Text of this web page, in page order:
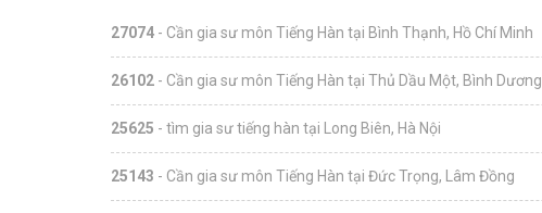
27074 - Cần gia sư môn Tiếng Hàn tại Bình Thạnh, Hồ Chí Minh
26102 - Cần gia sư môn Tiếng Hàn tại Thủ Dầu Một, Bình Dương
25625 - tìm gia sư tiếng hàn tại Long Biên, Hà Nội
25143 - Cần gia sư môn Tiếng Hàn tại Đức Trọng, Lâm Đồng